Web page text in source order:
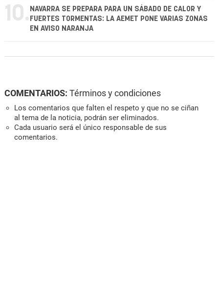
10. NAVARRA SE PREPARA PARA UN SÁBADO DE CALOR Y
FUERTES TORMENTAS: LA AEMET PONE VARIAS ZONAS
EN AVISO NARANJA
COMENTARIOS: Términos y condiciones
Los comentarios que falten el respeto y que no se ciñan
al tema de la noticia, podrán ser eliminados.
Cada usuario será el único responsable de sus
comentarios.